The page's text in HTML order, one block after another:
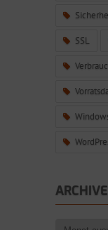
SSL
ARCHIVE